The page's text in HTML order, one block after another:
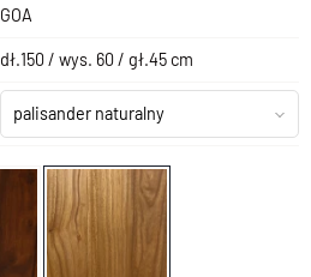
GOA
dł.150 / wys. 60 / gł.45 cm
palisander naturalny